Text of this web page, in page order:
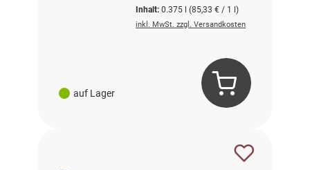
auf Lager
Inhalt:0.375 l(85,33 € / 1 l)
inkl. MwSt. zzgl. Versandkosten